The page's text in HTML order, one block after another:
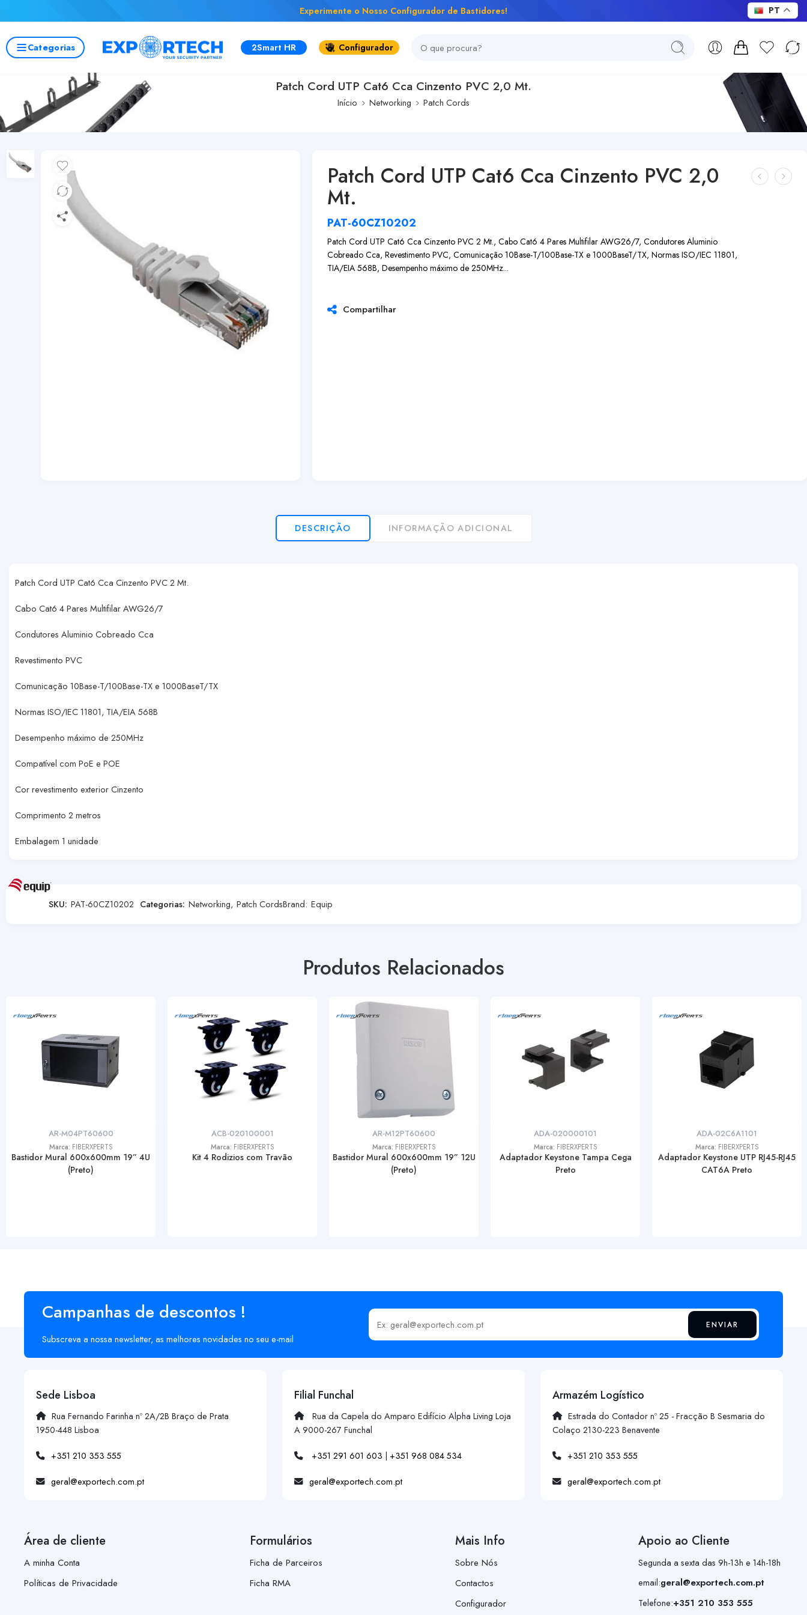
Experimente o Nosso Configurador de Bastidores!
Categorias 2Smart HR Configurador
Patch Cord UTP Cat6 Cca Cinzento PVC 2,0 Mt.
Início Networking Patch Cords
Patch Cord UTP Cat6 Cca Cinzento PVC 2,0
Mt.
PAT-60CZ10202
Patch Cord UTP Cat6 Cca Cinzento PVC 2 Mt., Cabo Cat6 4 Pares Multifilar AWG26/7, Condutores Aluminio
Cobreado Cca, Revestimento PVC, Comunicação 10Base-T/100Base-TX e 1000BaseT/TX, Normas ISO/IEC 11801,
TIA/EIA 568B, Desempenho máximo de 250MHz...
Compartilhar
DESCRIÇÃO INFORMAÇÃO ADICIONAL
Patch Cord UTP Cat6 Cca Cinzento PVC 2 Mt.
Cabo Cat6 4 Pares Multifilar AWG26/7
Condutores Aluminio Cobreado Cca
Revestimento PVC
Comunicação 10Base-T/100Base-TX e 1000BaseT/TX
Normas ISO/IEC 11801, TIA/EIA 568B
Desempenho máximo de 250MHz
Compatível com PoE e POE
Cor revestimento exterior Cinzento
Comprimento 2 metros
Embalagem 1 unidade
SKU: PAT-60CZ10202 Categorias: Networking, Patch CordsBrand: Equip
Produtos Relacionados
AR-M04PT60600
Marca: FIBERXPERTS
Bastidor Mural 600x600mm 19” 4U
(Preto)
ACB-020100001
Marca: FIBERXPERTS
Kit 4 Rodizios com Travão
AR-M12PT60600
Marca: FIBERXPERTS
Bastidor Mural 600x600mm 19” 12U
(Preto)
ADA-020000101
Marca: FIBERXPERTS
Adaptador Keystone Tampa Cega
Preto
ADA-02C6A1101
Marca: FIBERXPERTS
Adaptador Keystone UTP RJ45-RJ45
CAT6A Preto
Campanhas de descontos !
Subscreva a nossa newsletter, as melhores novidades no seu e-mail
Insira o seu email ENVIAR
Sede Lisboa
Rua Fernando Farinha nº 2A/2B Braço de Prata
1950-448 Lisboa
+351 210 353 555
geral@exportech.com.pt
Filial Funchal
Rua da Capela do Amparo Edifício Alpha Living Loja
A 9000-267 Funchal
+351 291 601 603 | +351 968 084 534
geral@exportech.com.pt
Armazém Logístico
Estrada do Contador nº 25 - Fracção B Sesmaria do
Colaço 2130-223 Benavente
+351 210 353 555
geral@exportech.com.pt
Área de cliente
A minha Conta
Políticas de Privacidade
Formulários
Ficha de Parceiros
Ficha RMA
Mais Info
Sobre Nós
Contactos
Configurador
Apoio ao Cliente
Segunda a sexta das 9h-13h e 14h-18h
email:geral@exportech.com.pt
Telefone:+351 210 353 555
PT